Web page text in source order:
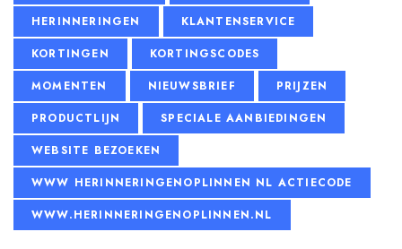
HERINNERINGEN
KLANTENSERVICE
KORTINGEN
KORTINGSCODES
MOMENTEN
NIEUWSBRIEF
PRIJZEN
PRODUCTLIJN
SPECIALE AANBIEDINGEN
WEBSITE BEZOEKEN
WWW HERINNERINGENOPLINNEN NL ACTIECODE
WWW.HERINNERINGENOPLINNEN.NL